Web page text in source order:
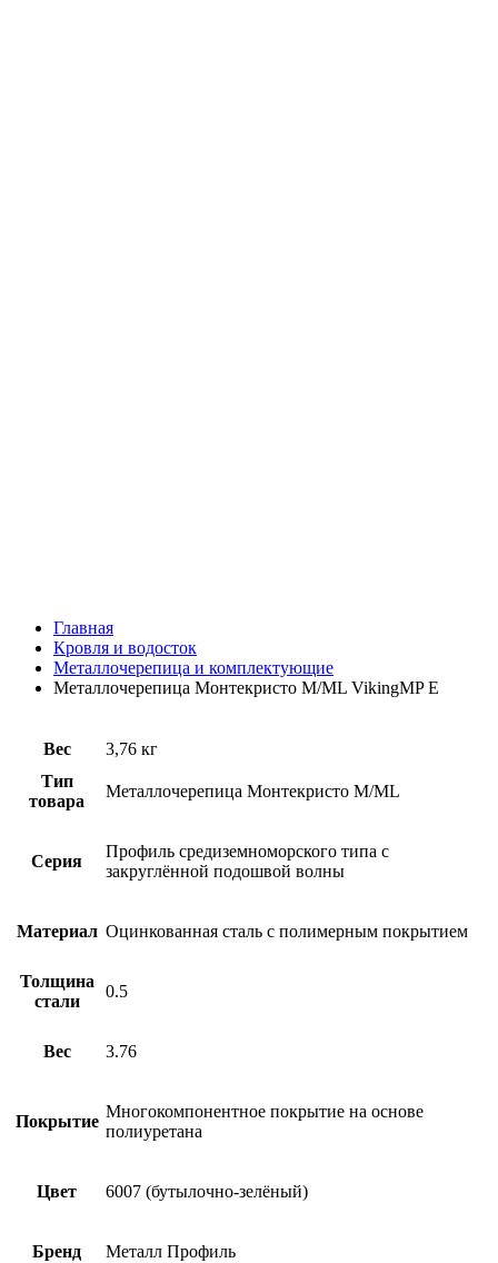
Главная
Кровля и водосток
Металлочерепица и комплектующие
Металлочерепица Монтекристо M/ML VikingMP E
Вес
3,76 кг
Тип
товара
Металлочерепица Монтекристо M/ML
Серия
Профиль средиземноморского типа с
закруглённой подошвой волны
Материал Оцинкованная сталь с полимерным покрытием
Толщина
стали
0.5
Вес 3.76
Покрытие
Многокомпонентное покрытие на основе
полиуретана
Цвет 6007 (бутылочно-зелёный)
Бренд Металл Профиль